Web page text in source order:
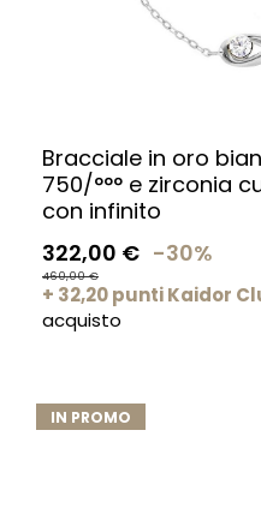
Bracciale in oro
750/°°° e zirconia
con infinito
322,00 € -30%
460,00 €
+ 32,20 punti Kaidor
acquisto
IN PROMO